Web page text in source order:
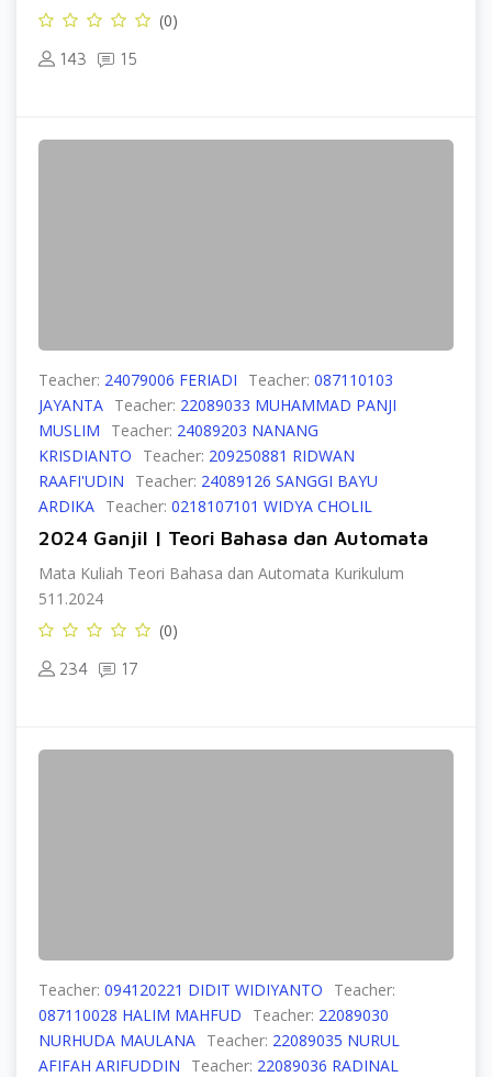
(0)
143 15
Teacher: 24079006 FERIADI Teacher: 087110103
JAYANTA Teacher: 22089033 MUHAMMAD PANJI
MUSLIM
Teacher: 24089203 NANANG
KRISDIANTO
Teacher: 209250881 RIDWAN
RAAFI'UDIN
Teacher: 24089126 SANGGI BAYU
ARDIKA Teacher: 0218107101 WIDYA CHOLIL
2024 Ganjil | Teori Bahasa dan Automata
Mata Kuliah Teori Bahasa dan Automata Kurikulum
511.2024
(0)
234 17
Teacher: 094120221 DIDIT WIDIYANTO
Teacher:
087110028 HALIM MAHFUD
Teacher: 22089030
NURHUDA MAULANA Teacher: 22089035 NURUL
AFIFAH ARIFUDDIN
Teacher: 22089036 RADINAL